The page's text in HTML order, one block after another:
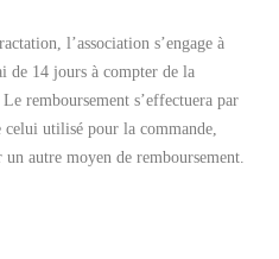
l’association s’engage à
de 14 jours à compter de la
remboursement s’effectuera par
utilisé pour la commande,
autre moyen de remboursement.